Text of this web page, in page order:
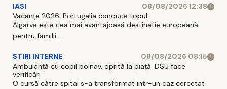
IASI
08/08/2026 12:38
Vacanțe 2026: Portugalia conduce topul
Algarve este cea mai avantajoasă destinatie europeană
pentru familii ...
STIRI INTERNE
08/08/2026 08:15
Ambulanță cu copil bolnav, oprită la piață. DSU face
verificări
O cursă către spital s-a transformat intr-un caz cercetat